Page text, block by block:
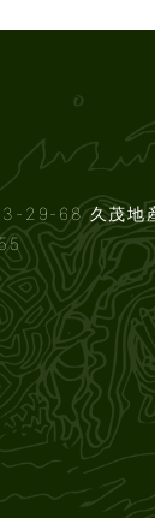
3-29-68 久茂地